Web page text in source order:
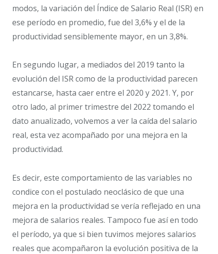
modos, la variación del Índice de Salario Real (ISR) en
ese período en promedio, fue del 3,6% y el de la
productividad sensiblemente mayor, en un 3,8%.
En segundo lugar, a mediados del 2019 tanto la
evolución del ISR como de la productividad parecen
estancarse, hasta caer entre el 2020 y 2021. Y, por
otro lado, al primer trimestre del 2022 tomando el
dato anualizado, volvemos a ver la caída del salario
real, esta vez acompañado por una mejora en la
productividad.
Es decir, este comportamiento de las variables no
condice con el postulado neoclásico de que una
mejora en la productividad se vería reflejado en una
mejora de salarios reales. Tampoco fue así en todo
el período, ya que si bien tuvimos mejores salarios
reales que acompañaron la evolución positiva de la